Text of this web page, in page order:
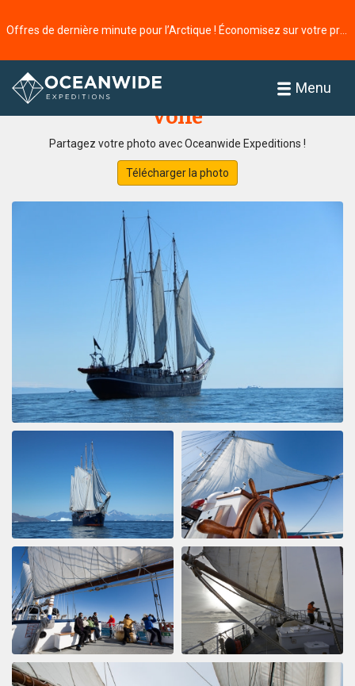
Menu
Accueil
Voile
Partagez votre photo avec Oceanwide Expeditions !
Télécharger la photo